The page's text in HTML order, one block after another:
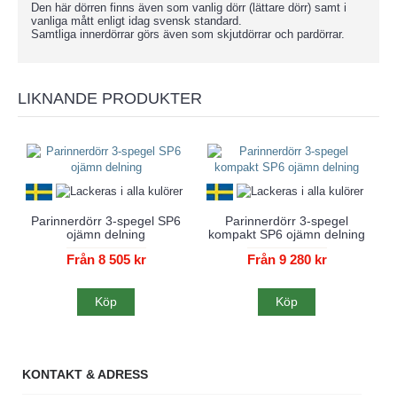
Den här dörren finns även som vanlig dörr (lättare dörr) samt i
vanliga mått enligt idag svensk standard.
Samtliga innerdörrar görs även som skjutdörrar och pardörrar.
LIKNANDE PRODUKTER
Parinnerdörr 3-spegel SP6
ojämn delning
Från 8 505 kr
Köp
Parinnerdörr 3-spegel
kompakt SP6 ojämn delning
Från 9 280 kr
Köp
KONTAKT & ADRESS